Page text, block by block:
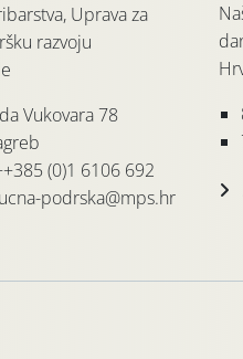
Uprava za
razvoju
Vukovara 78
(0)1 6106 692
podrska@mps.hr